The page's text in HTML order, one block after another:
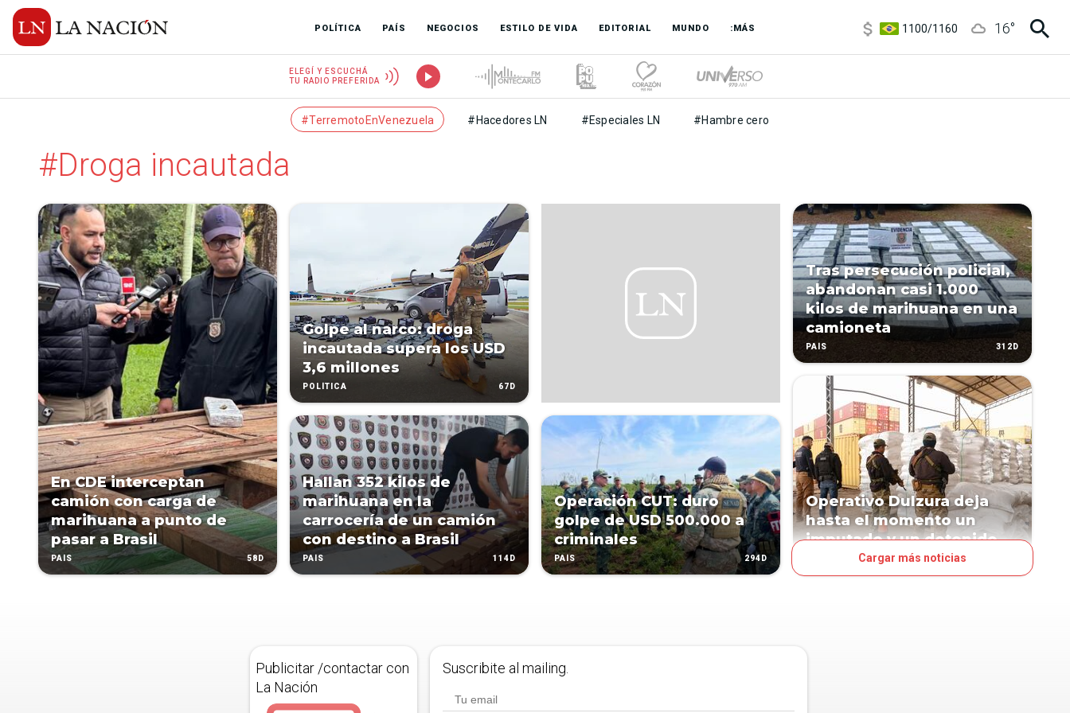
POLÍTICA PAÍS NEGOCIOS ESTILO DE VIDA EDITORIAL MUNDO :MÁS
1100/1160
16°
ELEGÍ Y ESCUCHÁ
TU RADIO PREFERIDA
#TerremotoEnVenezuela #Hacedores LN #Especiales LN #Hambre cero
#Droga incautada
En CDE interceptan
camión con carga de
marihuana a punto de
pasar a Brasil
PAÍS 58D
Golpe al narco: droga
incautada supera los USD
3,6 millones
POLÍTICA 67D
Hallan 352 kilos de
marihuana en la
carrocería de un camión
con destino a Brasil
PAÍS 114D
Operación CUT: duro
golpe de USD 500.000 a
criminales
PAÍS 294D
Tras persecución policial,
abandonan casi 1.000
kilos de marihuana en una
camioneta
PAÍS 312D
Operativo Dulzura deja
hasta el momento un
imputado y un detenido
Cargar más noticias
Publicitar /contactar con
La Nación
Suscribite al mailing.